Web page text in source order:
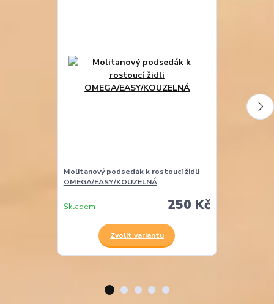
Molitanový podsedák k rostoucí židli
OMEGA/EASY/KOUZELNÁ
250 Kč
Skladem
Zvolit variantu